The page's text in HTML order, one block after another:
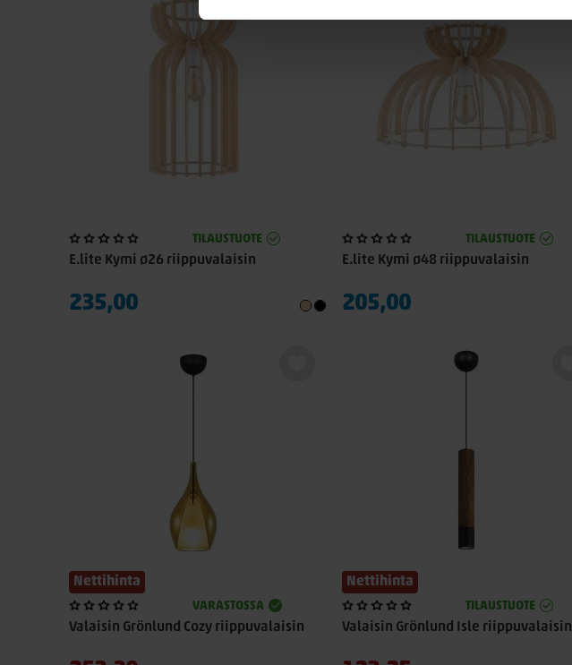
TILAUSTUOTE
E.lite Kymi ø26 riippuvalaisin
235,00
TILAUSTUOTE
E.lite Kymi ø48 riippuvalaisin
205,00
Nettihinta
VARASTOSSA
Valaisin Grönlund Cozy riippuvalaisin
Nettihinta
TILAUSTUOTE
Valaisin Grönlund Isle riippuvalaisin